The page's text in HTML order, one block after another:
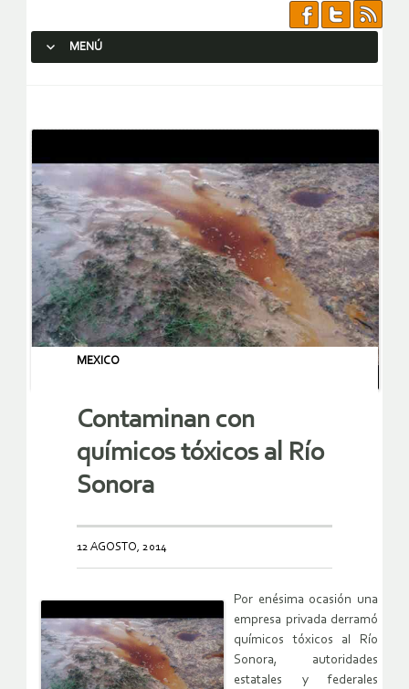
MENÚ
MEXICO
Contaminan con
químicos tóxicos al Río
Sonora
12 AGOSTO, 2014
Por enésima ocasión una
empresa privada derramó
químicos tóxicos al Río
Sonora, autoridades
estatales y federales